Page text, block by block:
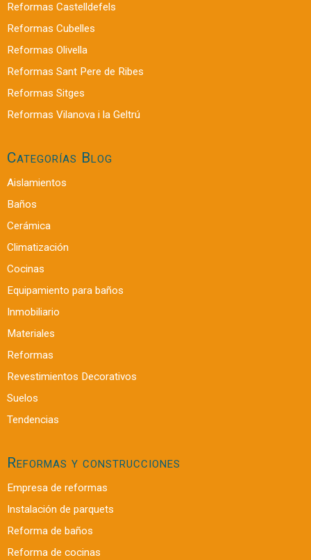
Reformas Castelldefels
Reformas Cubelles
Reformas Olivella
Reformas Sant Pere de Ribes
Reformas Sitges
Reformas Vilanova i la Geltrú
Categorías Blog
Aislamientos
Baños
Cerámica
Climatización
Cocinas
Equipamiento para baños
Inmobiliario
Materiales
Reformas
Revestimientos Decorativos
Suelos
Tendencias
Reformas y construcciones
Empresa de reformas
Instalación de parquets
Reforma de baños
Reforma de cocinas